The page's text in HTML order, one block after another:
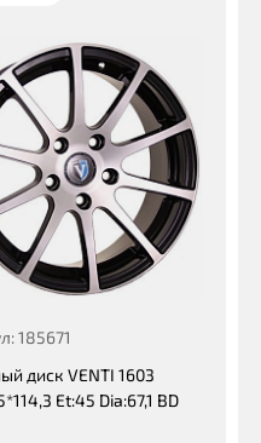
185671
диск VENTI 1603
Et:45 Dia:67,1 BD